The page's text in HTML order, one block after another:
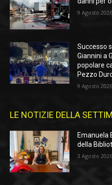
9 Agosto 2026
Successo
Giannini a
popolare
Pezzo
9 Agosto 2026
LE NOTIZIE DELLA
Emanuela
della
3 Agosto 2026